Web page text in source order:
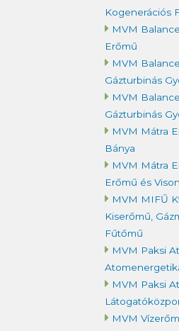
Kogenerációs
MVM
Erőmű
MVM
Gázturbinás
MVM
Gázturbinás
MVM Mátra
Bánya
MVM Mátra
Erőmű és
MVM MIFŰ
Kiserőmű,
Fűtőmű
MVM Paksi
MVM Paksi
MVM